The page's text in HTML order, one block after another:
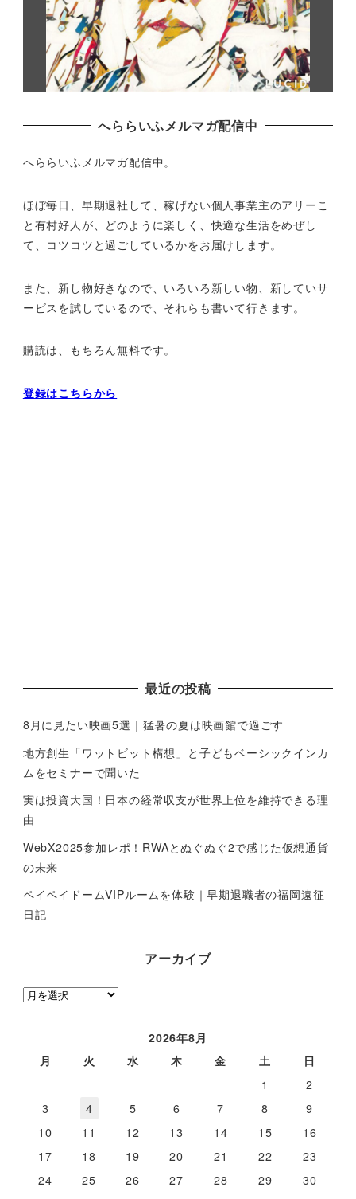
へららいふメルマガ配信中
へららいふメルマガ配信中。
ほぼ毎日、早期退社して、稼げない個人事業主のアリーこ
と有村好人が、どのように楽しく、快適な生活をめぜし
て、 コツコツと過ごしているかをお届けします。
また、新し物好きなので、いろいろ新しい物、 新していサ
ービスを試しているので、それらも書いて行きます。
購読は、もちろん無料です。
登録はこちらから
最近の投稿
8月に見たい映画5選｜猛暑の夏は映画館で過ごす
地方創生「ワットビット構想」と子どもベーシックインカ
ムをセミナーで聞いた
実は投資大国！日本の経常収支が世界上位を維持できる理
由
WebX2025参加レポ！RWAとぬぐぬぐ2で感じた仮想通貨
の未来
ペイペイドームVIPルームを体験｜早期退職者の福岡遠征
日記
アーカイブ
ア
2026年8月
月
火 水 木 金 土
日
1
2
3
4 5 6 7 8
9
10
11 12 13 14 15
16
17
18 19 20 21 22
23
24
25 26 27 28 29
30